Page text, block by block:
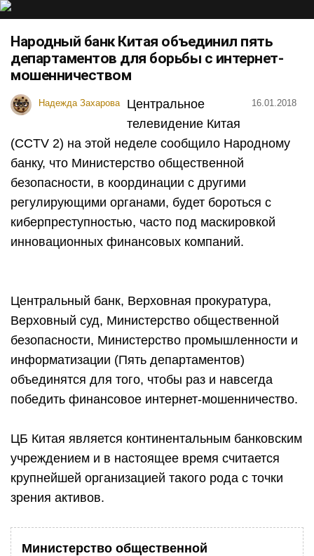
Народный банк Китая объединил пять
департаментов для борьбы с интернет-
мошенничеством
Надежда Захарова 16.01.2018
Центральное
телевидение Китая
(CCTV 2) на этой неделе сообщило Народному
банку, что Министерство общественной
безопасности, в координации с другими
регулирующими органами, будет бороться с
киберпреступностью, часто под маскировкой
инновационных финансовых компаний.
Центральный банк, Верховная прокуратура,
Верховный суд, Министерство общественной
безопасности, Министерство промышленности и
информатизации (Пять департаментов)
объединятся для того, чтобы раз и навсегда
победить финансовое интернет-мошенничество.
ЦБ Китая является континентальным банковским
учреждением и в настоящее время считается
крупнейшей организацией такого рода с точки
зрения активов.
Министерство общественной